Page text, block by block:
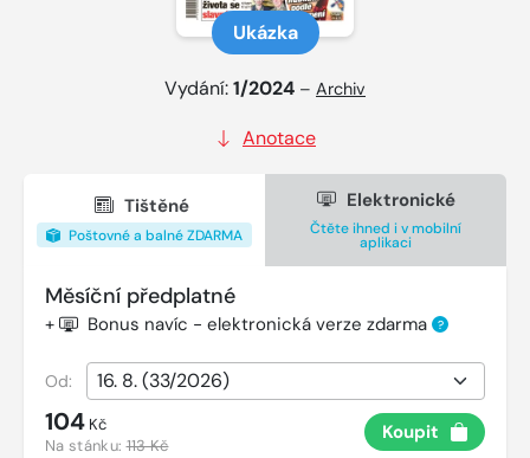
Ukázka
Vydání:1/2024 – Archiv
Anotace
Tištěné
Poštovné a balné ZDARMA
Elektronické
Čtěte ihned i v mobilní
aplikaci
Měsíční předplatné
+ Bonus navíc - elektronická verze zdarma ?
Od:
104 Kč
Na stánku:113 Kč
Koupit